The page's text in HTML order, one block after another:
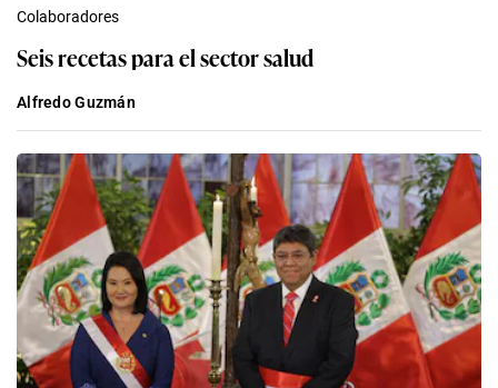
Colaboradores
Seis recetas para el sector salud
Alfredo Guzmán